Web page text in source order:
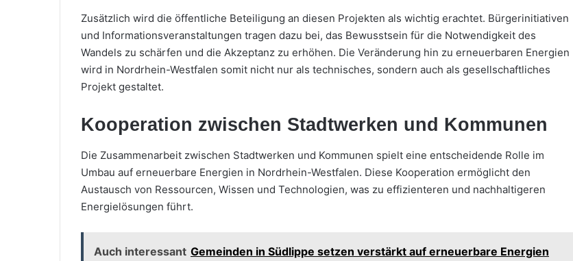
Zusätzlich wird die öffentliche Beteiligung an diesen Projekten als wichtig erachtet. Bürgerinitiativen
und Informationsveranstaltungen tragen dazu bei, das Bewusstsein für die Notwendigkeit des
Wandels zu schärfen und die Akzeptanz zu erhöhen. Die Veränderung hin zu erneuerbaren Energien
wird in Nordrhein-Westfalen somit nicht nur als technisches, sondern auch als gesellschaftliches
Projekt gestaltet.
Kooperation zwischen Stadtwerken und Kommunen
Die Zusammenarbeit zwischen Stadtwerken und Kommunen spielt eine entscheidende Rolle im
Umbau auf erneuerbare Energien in Nordrhein-Westfalen. Diese Kooperation ermöglicht den
Austausch von Ressourcen, Wissen und Technologien, was zu effizienteren und nachhaltigeren
Energielösungen führt.
Auch interessant Gemeinden in Südlippe setzen verstärkt auf erneuerbare Energien